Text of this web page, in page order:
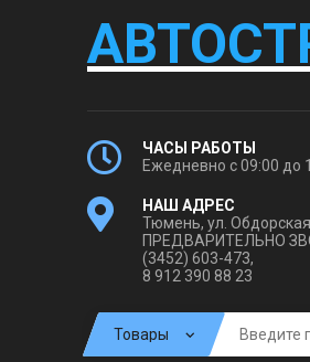
ЧАСЫ РАБОТЫ
Ежедневно с 09:00 до
НАШ АДРЕС
Тюмень, ул. Обдорская
ПРЕДВАРИТЕЛЬНО
(3452) 603-473,
8 912 390 88 23